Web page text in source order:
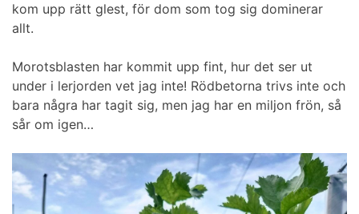
kom upp rätt glest, för dom som tog sig dominerar
allt.
Morotsblasten har kommit upp fint, hur det ser ut
under i lerjorden vet jag inte! Rödbetorna trivs inte och
bara några har tagit sig, men jag har en miljon frön, så
sår om igen…